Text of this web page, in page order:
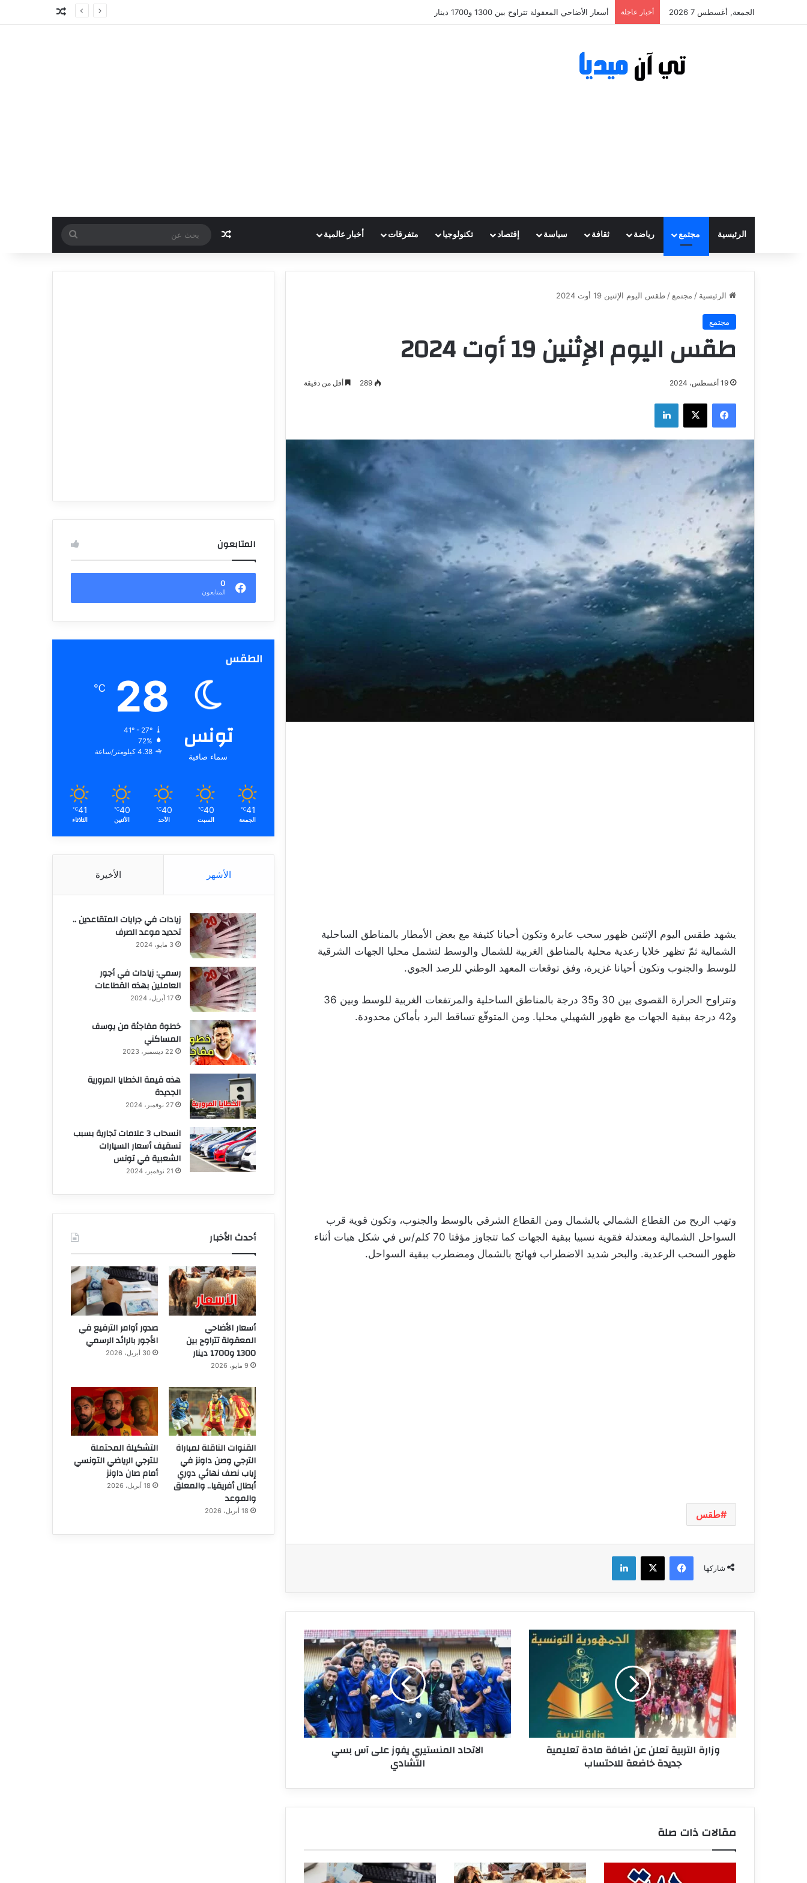
الجمعة, أغسطس 7 2026 أخبار عاجلة أسعار الأضاحي المعقولة تتراوح بين 1300 و1700 دينار مقال عشوائي
الرئيسية مجتمع رياضة ثقافة سياسة إقتصاد تكنولوجيا متفرقات أخبار عالمية مقال عشوائي
بحث
عن
الرئيسية / مجتمع / طقس اليوم الإثنين 19 أوت 2024
مجتمع
طقس اليوم الإثنين 19 أوت 2024
19 أغسطس، 2024 289 أقل من دقيقة
فيسبوك ‫X لينكدإن
يشهد طقس اليوم الإثنين ظهور سحب عابرة وتكون أحيانا كثيفة مع بعض الأمطار بالمناطق الساحلية
الشمالية ثمّ تظهر خلايا رعدية محلية بالمناطق الغربية للشمال والوسط لتشمل محليا الجهات الشرقية
للوسط والجنوب وتكون أحيانا غزيرة، وفق توقعات المعهد الوطني للرصد الجوي.
وتتراوح الحرارة القصوى بين 30 و35 درجة بالمناطق الساحلية والمرتفعات الغربية للوسط وبين 36
و42 درجة ببقية الجهات مع ظهور الشهيلي محليا. ومن المتوقّع تساقط البرد بأماكن محدودة.
وتهب الريح من القطاع الشمالي بالشمال ومن القطاع الشرقي بالوسط والجنوب، وتكون قوية قرب
السواحل الشمالية ومعتدلة فقوية نسبيا ببقية الجهات كما تتجاوز مؤقتا 70 كلم/س في شكل هبات أثناء
ظهور السحب الرعدية. والبحر شديد الاضطراب فهائج بالشمال ومضطرب ببقية السواحل.
طقس
شاركها
فيسبوك ‫X لينكدإن
وزارة
التربية
تعلن
عن
اضافة
مادة
تعليمية
جديدة
خاضعة
للاحتسابوزارة التربية تعلن عن اضافة مادة تعليمية
جديدة خاضعة للاحتساب
الاتحاد
المنستيري
يفوز
على
آس
بسي
التشادي
الاتحاد المنستيري يفوز على آس بسي
التشادي
مقالات ذات صلة
المتابعون
0
المتابعون
الطقس
تونس
سماء صافية
28
℃
41º - 27º
72%
4.38 كيلومتر/ساعة
41
℃
الجمعة
40
℃
السبت
40
℃
الأحد
40
℃
الأثنين
41
℃
الثلاثاء
الأشهر الأخيرة
زيادات في جرايات المتقاعدين ..
تحديد موعد الصرف
3 مايو، 2024
رسمي: زيادات في أجور
العاملين بهذه القطاعات
17 أبريل، 2024
خطوة مفاجئة من يوسف
المساكني
22 ديسمبر، 2023
هذه قيمة الخطايا المرورية
الجديدة
27 نوفمبر، 2024
انسحاب 3 علامات تجارية بسبب
تسقيف أسعار السيارات
الشعبية في تونس
21 نوفمبر، 2024
أحدث الأخبار
أسعار الأضاحي
المعقولة تتراوح بين
1300 و1700 دينار
9 مايو، 2026
صدور أوامر الترفيع في
الأجور بالرائد الرسمي
30 أبريل، 2026
القنوات الناقلة لمباراة
الترجي وصن داونز في
إياب نصف نهائي دوري
أبطال أفريقيا.. والمعلق
والموعد
18 أبريل، 2026
التشكيلة المحتملة
للترجي الرياضي التونسي
أمام صان داونز
18 أبريل، 2026